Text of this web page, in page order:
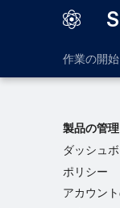
作業の開始
製品の管理
ダッシュ
ポリシー
アカウン